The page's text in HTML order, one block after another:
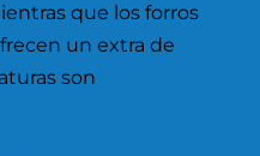
que los forros
un extra de
son